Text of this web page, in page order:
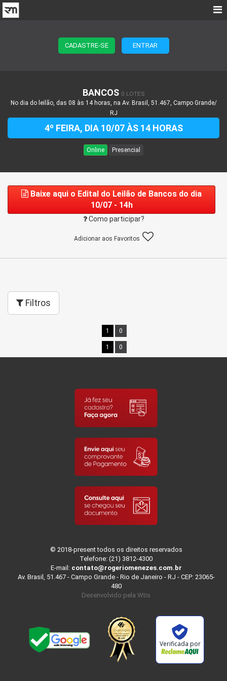
CADASTRE-SE ENTRAR
BANCOS 0 LOTES
No dia do leilão, das 08 às 14 horas, na Av. Brasil, 51.467, Campo Grande/
RJ
4º FEIRA, DIA 10/07 ÀS 14 HORAS
Online Presencial
Baixe aqui o Edital do Leilão de Bancos do dia
10/07 - 14h
Como participar?
Adicionar aos Favoritos
Filtros
1 0
1 0
© 2018-present todos os direitos reservados
Telefone: (21) 3812-4300
E-mail: contato@rogeriomenezes.com.br
Av. Brasil, 51.467 - Campo Grande - Rio de Janeiro - RJ - CEP: 23065-
480
Desenvolvido pela Wtis
Verificada por